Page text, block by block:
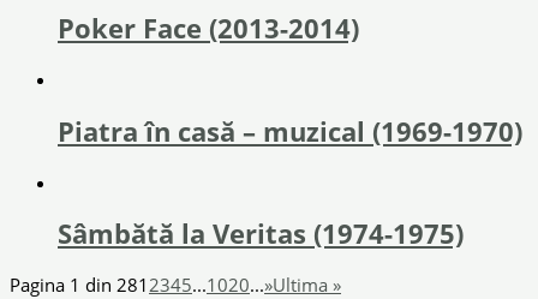
Poker Face (2013-2014)
Piatra în casă – muzical (1969-1970)
Sâmbătă la Veritas (1974-1975)
Pagina 1 din 2812345...1020...»Ultima »